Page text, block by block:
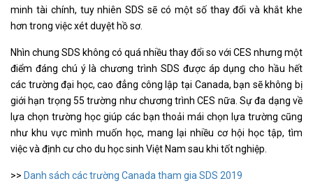
minh tài chính, tuy nhiên SDS sẽ có một số thay đổi và khắt khe
hơn trong việc xét duyệt hồ sơ.
Nhìn chung SDS không có quá nhiều thay đổi so với CES nhưng một
điểm đáng chú ý là chương trình SDS được áp dụng cho hầu hết
các trường đại học, cao đẳng công lập tại Canada, bạn sẽ không bị
giới hạn trọng 55 trường như chương trình CES nữa. Sự đa dạng về
lựa chọn trường học giúp các bạn thoải mái chọn lựa trường cũng
như khu vực mình muốn học, mang lại nhiều cơ hội học tập, tìm
việc và định cư cho du học sinh Việt Nam sau khi tốt nghiệp.
>> Danh sách các trường Canada tham gia SDS 2019